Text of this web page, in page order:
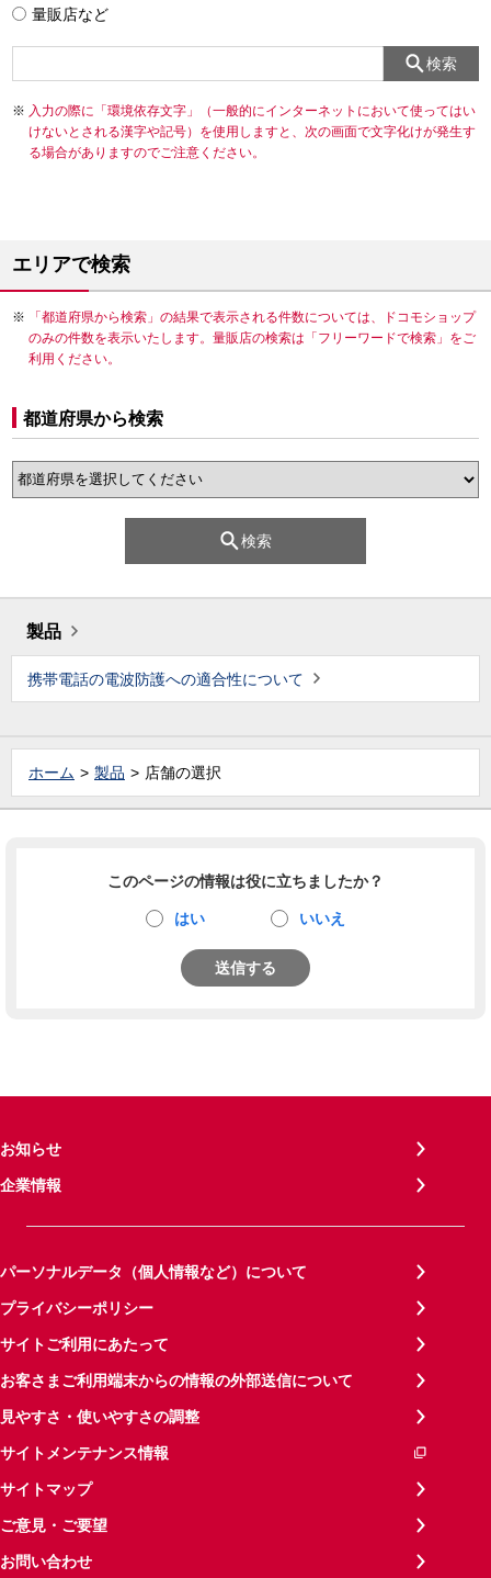
量販店など
検索
入力の際に「環境依存文字」（一般的にインターネットにおいて使ってはい
けないとされる漢字や記号）を使用しますと、次の画面で文字化けが発生す
る場合がありますのでご注意ください。
エリアで検索
「都道府県から検索」の結果で表示される件数については、ドコモショップ
のみの件数を表示いたします。量販店の検索は「フリーワードで検索」をご
利用ください。
都道府県から検索
検索
製品
携帯電話の電波防護への適合性について
ホーム 製品 店舗の選択
このページの情報は役に立ちましたか？
はい いいえ
送信する
お知らせ
企業情報
パーソナルデータ（個人情報など）について
プライバシーポリシー
サイトご利用にあたって
お客さまご利用端末からの情報の外部送信について
見やすさ・使いやすさの調整
サイトメンテナンス情報
サイトマップ
ご意見・ご要望
お問い合わせ